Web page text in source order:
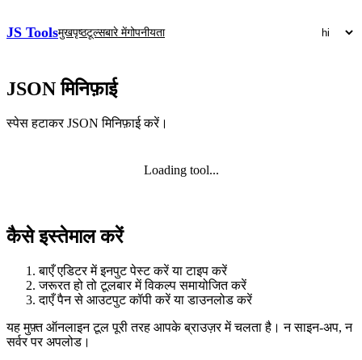
JS Toolsमुखपृष्ठटूल्सबारे मेंगोपनीयता
JSON मिनिफ़ाई
स्पेस हटाकर JSON मिनिफ़ाई करें।
Loading tool...
कैसे इस्तेमाल करें
बाएँ एडिटर में इनपुट पेस्ट करें या टाइप करें
जरूरत हो तो टूलबार में विकल्प समायोजित करें
दाएँ पैन से आउटपुट कॉपी करें या डाउनलोड करें
यह मुफ़्त ऑनलाइन टूल पूरी तरह आपके ब्राउज़र में चलता है। न साइन‑अप, न
सर्वर पर अपलोड।